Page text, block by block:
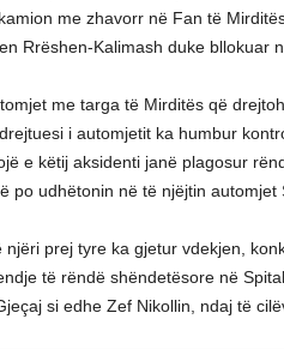
me zhavorr në Fan të
Rrëshen-Kalimash duke bllokuar
me targa të Mirditës që
i automjetit ka humbur
e këtij aksidenti janë plagosur
po udhëtonin në të njëjtin automjet
njëri prej tyre ka gjetur vdekjen,
të rëndë shëndetësore në
si edhe Zef Nikollin, ndaj të